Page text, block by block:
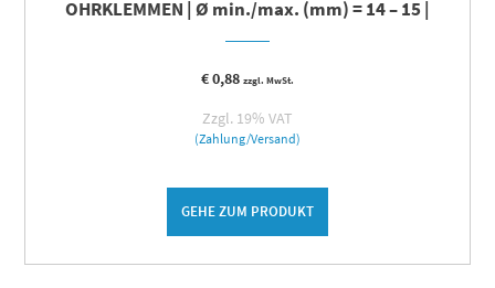
OHRKLEMMEN | Ø min./max. (mm) = 14 – 15 |
€0,88 zzgl. MwSt.
Zzgl. 19% VAT
(Zahlung/Versand)
GEHE ZUM PRODUKT